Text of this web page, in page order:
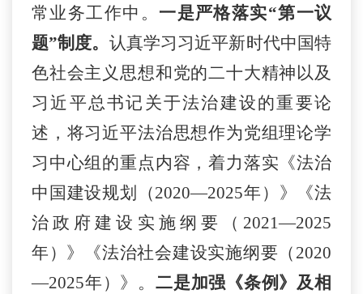
常业务工作中。 一是严格落实“第一议
题”制度。 认真学习习近平新时代中国特
色社会主义思想和党的二十大精神 以及
习近平总书记关于法治建设的重要论
述，将习近平法治思想作为党组理论学
习中心组的重点内容，着力落实《法治
中国建设规划（2020—2025年）》《法
治政府建设实施纲要（2021—2025
年）》《法治社会建设实施纲要（2020
—2025年）》。 二是加强《条例》及相